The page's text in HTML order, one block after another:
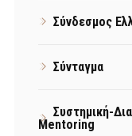
Σύνδεσμος
Σύνταγμα
Συστημική-
Mentoring